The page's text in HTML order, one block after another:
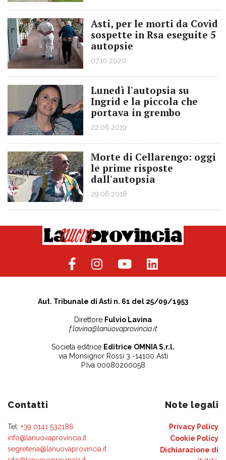
Asti, per le morti da Covid
sospette in Rsa eseguite 5
autopsie
07.10.2020
Lunedì l'autopsia su
Ingrid e la piccola che
portava in grembo
22.06.2019
Morte di Cellarengo: oggi
le prime risposte
dall'autopsia
29.06.2018
Aut. Tribunale di Asti n. 61 del 25/09/1953
Direttore Fulvio Lavina
f.lavina@lanuovaprovincia.it
Società editrice Editrice OMNIA S.r.l.
via Monsignor Rossi 3 -14100 Asti
P.Iva 00080200058
Contatti
Tel: +39 0141 532186
info@lanuovaprovincia.it
segreteria@lanuovaprovincia.it
Note legali
Privacy Policy
Cookie Policy
Dichiarazione di